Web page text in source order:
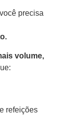
precisa
volume,
refeições